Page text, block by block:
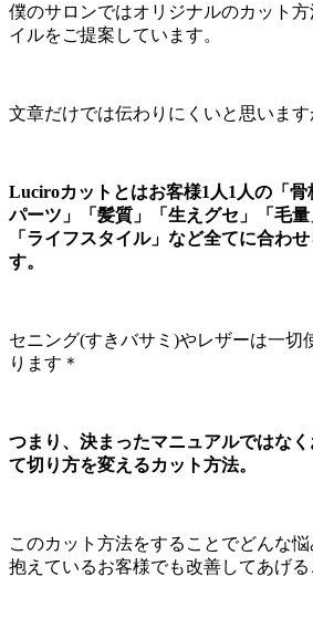
僕のサロンではオリジナルのカット
イルをご提案しています。
文章だけでは伝わりにくいと思います
Luciroカットとはお客様1人1人の「
パーツ」「髪質」「生えグセ」「毛量
「ライフスタイル」など全てに合わ
す。
セニング(すきバサミ)やレザーは一切
ります＊
つまり、決まったマニュアルではな
て切り方を変えるカット方法。
このカット方法をすることでどんな
抱えているお客様でも改善してあげる